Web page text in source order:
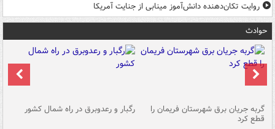
روایت تکان‌دهنده دانش‌آموز مینابی از جنایت آمریکا
حوادث
گربه جریان برق شهرستان فریمان را
قطع کرد
رگبار و رعدوبرق در راه شمال کشور